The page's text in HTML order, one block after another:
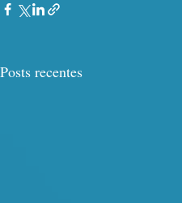
Posts recentes